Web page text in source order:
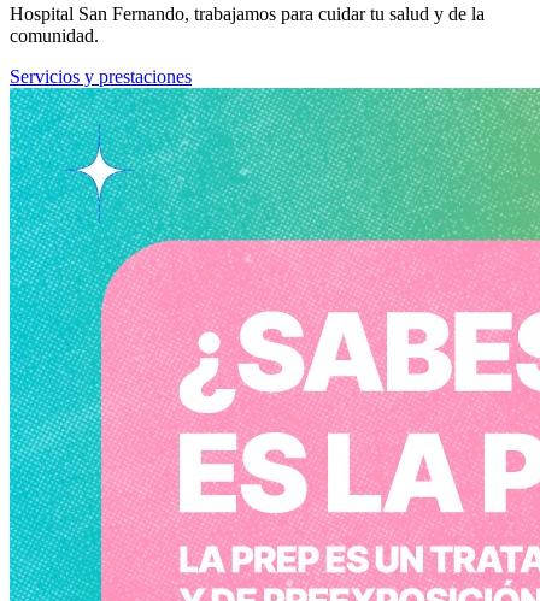
Hospital San Fernando, trabajamos para cuidar tu salud y de la
comunidad.
Servicios y prestaciones